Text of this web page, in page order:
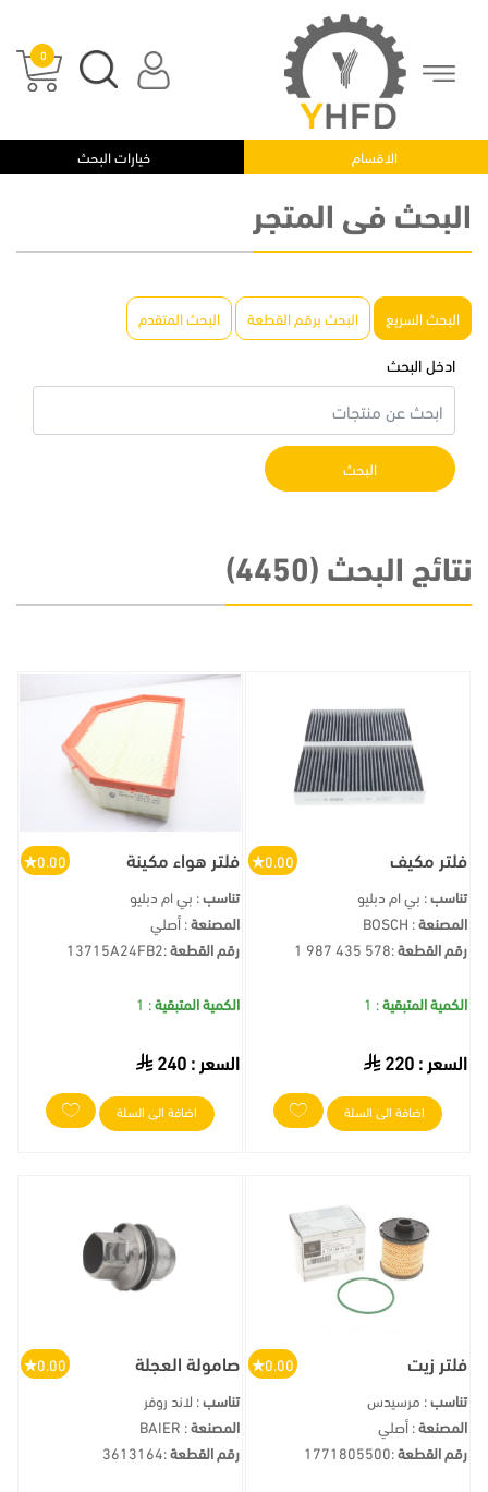
0
خيارات البحث الاقسام الرئيسية | البحث فى المتجر
البحث فى المتجر
البحث السريع البحث برقم القطعة البحث المتقدم
ادخل البحث
البحث
نتائج البحث (4450)
0.00 فلتر مكيف
تناسب: بي ام دبليو
المصنعة: BOSCH
رقم القطعة:
1 987 435 578
الكمية المتبقية: 1
السعر : 220
اضافة الى السلة
0.00 فلتر هواء مكينة
تناسب: بي ام دبليو
المصنعة: أصلي
رقم القطعة:
13715A24FB2
الكمية المتبقية: 1
السعر : 240
اضافة الى السلة
0.00 فلتر زيت
تناسب: مرسيدس
المصنعة: أصلي
رقم القطعة:
1771805500
0.00 صامولة العجلة
تناسب: لاند روفر
المصنعة: BAIER
رقم القطعة:
3613164